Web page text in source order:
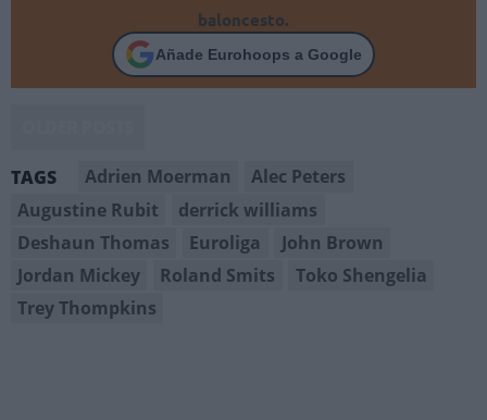
baloncesto.
Añade Eurohoops a Google
TAGS Adrien Moerman
Alec Peters
Augustine Rubit
derrick williams
Deshaun Thomas
Euroliga
John Brown
Jordan Mickey
Roland Smits
Toko Shengelia
Trey Thompkins